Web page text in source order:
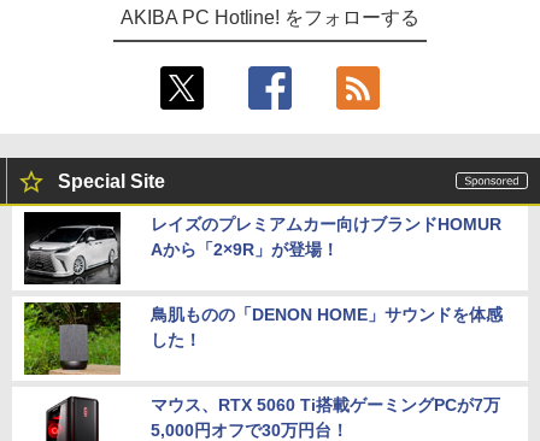
AKIBA PC Hotline! をフォローする
Special Site
レイズのプレミアムカー向けブランドHOMUR
Aから「2×9R」が登場！
鳥肌ものの「DENON HOME」サウンドを体感
した！
マウス、RTX 5060 Ti搭載ゲーミングPCが7万
5,000円オフで30万円台！